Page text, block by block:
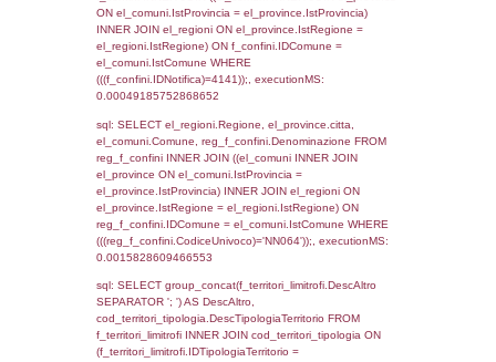
reg_a1_stabilimento.IstComuneSL =
el_comuni_1.IstComune) LEFT JOIN
el_province_1 ON
el_province_1.IstProvincia) LEFT JOIN
el_regioni_1.IstRegione where
executionMS: 0.00054502487182617
sql: SELECT a2p.Cognome, a2p.Nome
a2_ruolipersonale a2rp INNER JOIN
a2rp.IDPersonale = a2p.IDPersonale
(((a2p.IDNotifica)=4141) AND
executionMS: 0.0031101703643799
sql: SELECT a2p.Cognome, a2p.Nome